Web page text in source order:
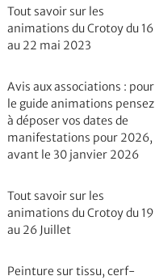
Tout savoir sur les
animations du Crotoy du 16
au 22 mai 2023
Avis aux associations : pour
le guide animations pensez
à déposer vos dates de
manifestations pour 2026,
avant le 30 janvier 2026
Tout savoir sur les
animations du Crotoy du 19
au 26 Juillet
Peinture sur tissu, cerf-